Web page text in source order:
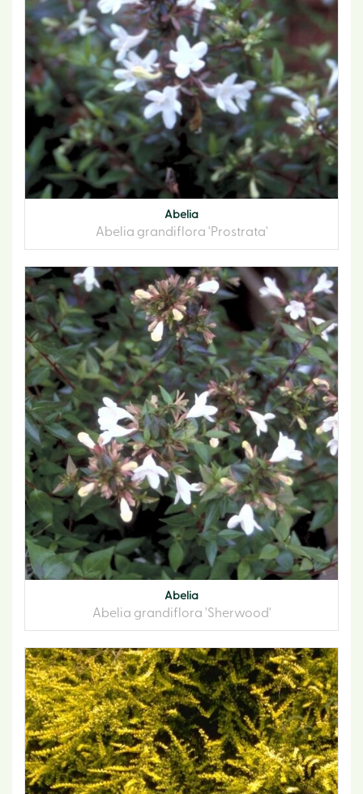
Abelia
Abelia grandiflora 'Prostrata'
Abelia
Abelia grandiflora 'Sherwood'